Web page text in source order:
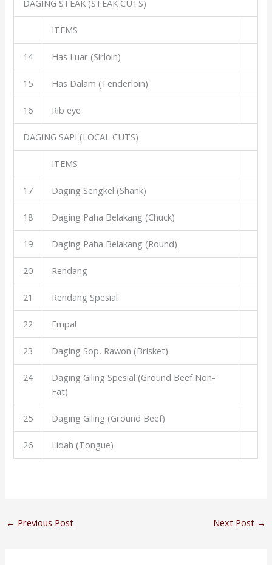
DAGING STEAK (STEAK CUTS)
ITEMS
14 Has Luar (Sirloin)
15 Has Dalam (Tenderloin)
16 Rib eye
DAGING SAPI (LOCAL CUTS)
ITEMS
17 Daging Sengkel (Shank)
18 Daging Paha Belakang (Chuck)
19 Daging Paha Belakang (Round)
20 Rendang
21 Rendang Spesial
22 Empal
23 Daging Sop, Rawon (Brisket)
24
Daging Giling Spesial (Ground Beef Non-
Fat)
25 Daging Giling (Ground Beef)
26 Lidah (Tongue)
← Previous Post Next Post →